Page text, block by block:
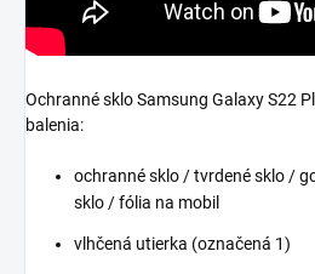
Ochranné sklo Samsung Galaxy S22
balenia:
ochranné sklo / tvrdené sklo /
sklo / fólia na mobil
vlhčená utierka (označená 1)